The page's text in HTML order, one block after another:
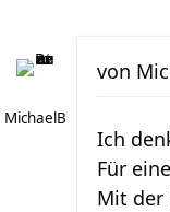
MichaelB
von
Ich
Für
Mit der